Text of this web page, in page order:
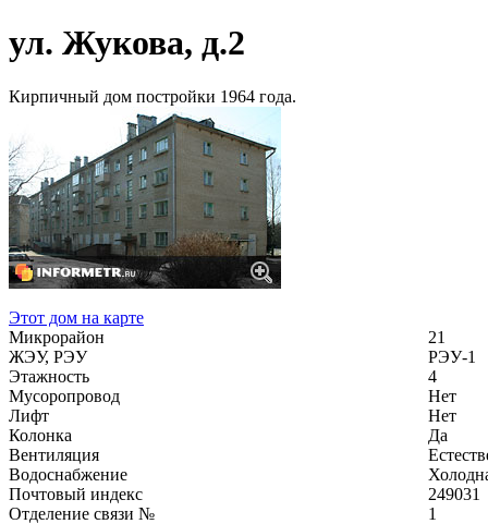
ул. Жукова, д.2
Кирпичный дом постройки 1964 года.
Этот дом на карте
Микрорайон
21
ЖЭУ, РЭУ
РЭУ-1
Этажность
4
Мусоропровод
Нет
Лифт
Нет
Колонка
Да
Вентиляция
Водоснабжение
Почтовый индекс
249031
Отделение связи №
1